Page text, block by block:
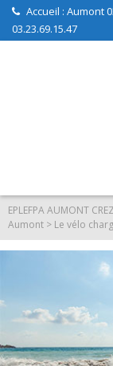
Accueil : Aumont
03.23.69.15.47
EPLEFPA AUMONT
Aumont > Le vélo